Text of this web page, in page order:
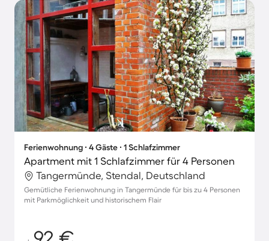
Ferienwohnung ∙ 4 Gäste ∙ 1 Schlafzimmer
Apartment mit 1 Schlafzimmer für 4 Personen
Tangermünde, Stendal, Deutschland
Gemütliche Ferienwohnung in Tangermünde für bis zu 4 Personen
mit Parkmöglichkeit und historischem Flair